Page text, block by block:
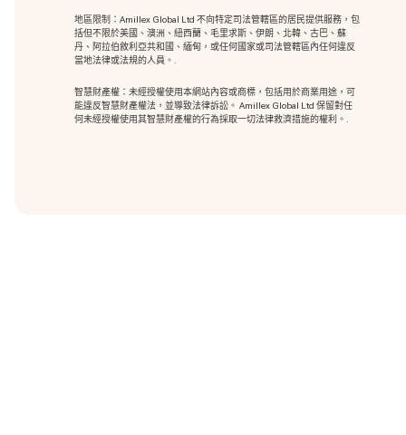
地區限制：Amillex Global Ltd 不向特定司法管轄區的居民提供服務，包
括但不限於美國、澳洲、紐西蘭、毛里求斯、伊朗、北韓、古巴、蘇
丹、阿拉伯敘利亞共和國、緬甸，或任何國家或司法管轄區內任何違反
當地法律或法規的人員。.
智慧財產權：未經授權使用本網站內容或商標，包括用於商業用途，可
能違反智慧財產權法，並導致法律訴訟。 Amillex Global Ltd 保留對任
何未經授權使用其智慧財產權的行為採取一切法律救濟措施的權利。.